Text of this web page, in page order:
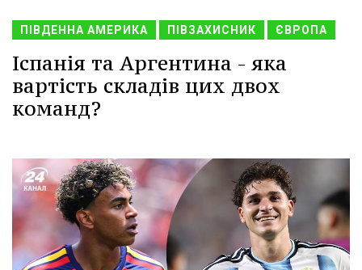
ПІВДЕННА АМЕРИКА ПІВЗАХИСНИК ЄВРОПА
Іспанія та Аргентина - яка
вартість складів цих двох
команд?